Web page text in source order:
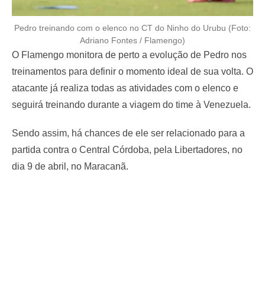
Pedro treinando com o elenco no CT do Ninho do Urubu (Foto:
Adriano Fontes / Flamengo)
O Flamengo monitora de perto a evolução de Pedro nos
treinamentos para definir o momento ideal de sua volta. O
atacante já realiza todas as atividades com o elenco e
seguirá treinando durante a viagem do time à Venezuela.
Sendo assim, há chances de ele ser relacionado para a
partida contra o Central Córdoba, pela Libertadores, no
dia 9 de abril, no Maracanã.